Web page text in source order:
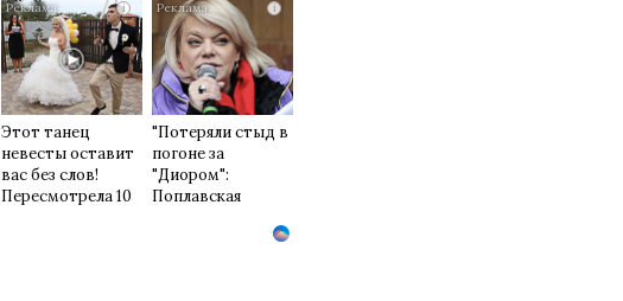
i
Этот танец
невесты оставит
вас без слов!
Пересмотрела 10
i
"Потеряли стыд в
погоне за
"Диором":
Поплавская